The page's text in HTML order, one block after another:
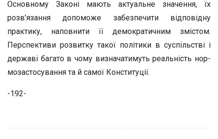
Основному Законі мають актуальне значення, їх
розв’язання допоможе забезпечити відповідну
практику, наповнити її демократичним змістом.
Перспективи розвитку такої політики в суспільстві і
державі багато в чому визначатимуть реальність нор-
мозастосування та й самої Конституції.
-192-